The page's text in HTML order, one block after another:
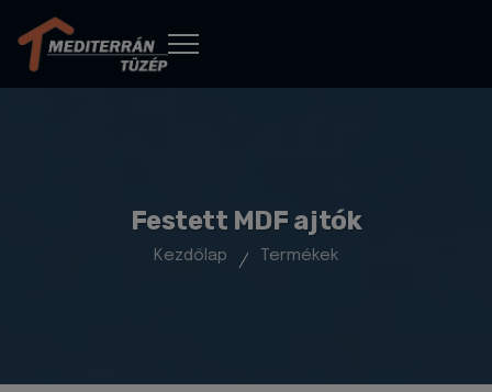
Festett MDF ajtók
Kezdőlap Termékek